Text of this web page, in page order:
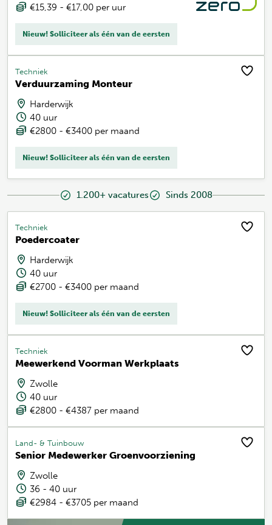
€15,39 - €17,00 per uur
Nieuw! Solliciteer als één van de eersten
Techniek
Verduurzaming Monteur
Harderwijk
40 uur
€2800 - €3400 per maand
Nieuw! Solliciteer als één van de eersten
1.200+ vacatures Sinds 2008
Techniek
Poedercoater
Harderwijk
40 uur
€2700 - €3400 per maand
Nieuw! Solliciteer als één van de eersten
Techniek
Meewerkend Voorman Werkplaats
Zwolle
40 uur
€2800 - €4387 per maand
Land- & Tuinbouw
Senior Medewerker Groenvoorziening
Zwolle
36 - 40 uur
€2984 - €3705 per maand